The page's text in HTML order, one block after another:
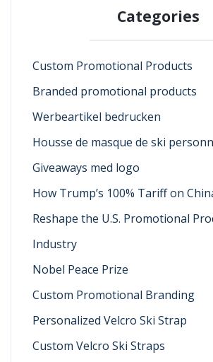
Categories
Custom Promotional Products
Branded promotional products
Werbeartikel bedrucken
Housse de masque de ski
Giveaways med logo
How Trump’s 100% Tariff on
Reshape the U.S. Promotional
Industry
Nobel Peace Prize
Custom Promotional Branding
Personalized Velcro Ski Strap
Custom Velcro Ski Straps